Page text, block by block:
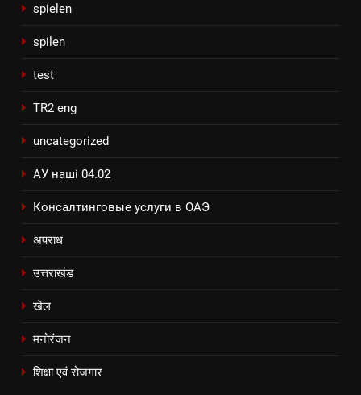
spielen
spilen
test
TR2 eng
uncategorized
АУ наші 04.02
Консалтинговые услуги в ОАЭ
अपराध
उत्तराखंड
खेल
मनोरंजन
शिक्षा एवं रोजगार